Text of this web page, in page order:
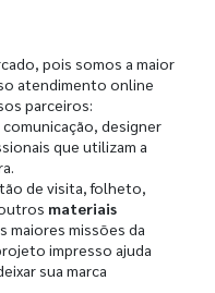
pois somos a maior
atendimento online
parceiros:
designer
que utilizam a
de visita, folheto,
materiais
maiores missões da
impresso ajuda
sua marca